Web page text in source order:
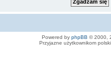
Powered by phpBB © 2000,
Przyjazne użytkownikom